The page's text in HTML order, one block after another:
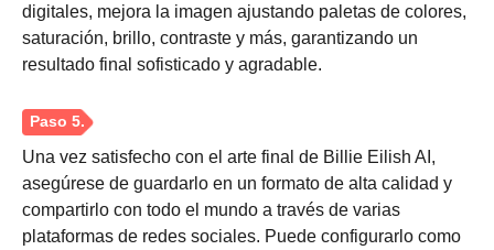
Paso 1.
digitales, mejora la imagen ajustando paletas de colores,
saturación, brillo, contraste y más, garantizando un
resultado final sofisticado y agradable.
Una vez satisfecho con el arte final de Billie Eilish AI,
asegúrese de guardarlo en un formato de alta calidad y
compartirlo con todo el mundo a través de varias
plataformas de redes sociales. Puede configurarlo como